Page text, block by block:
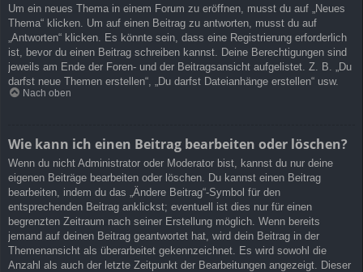
Um ein neues Thema in einem Forum zu eröffnen, musst du auf „Neues
Thema“ klicken. Um auf einen Beitrag zu antworten, musst du auf
„Antworten“ klicken. Es könnte sein, dass eine Registrierung erforderlich
ist, bevor du einen Beitrag schreiben kannst. Deine Berechtigungen sind
jeweils am Ende der Foren- und der Beitragsansicht aufgelistet. Z. B. „Du
darfst neue Themen erstellen“, „Du darfst Dateianhänge erstellen“ usw.
Nach oben
Wie kann ich einen Beitrag bearbeiten oder löschen?
Wenn du nicht Administrator oder Moderator bist, kannst du nur deine
eigenen Beiträge bearbeiten oder löschen. Du kannst einen Beitrag
bearbeiten, indem du das „Ändere Beitrag“-Symbol für den
entsprechenden Beitrag anklickst; eventuell ist dies nur für einen
begrenzten Zeitraum nach seiner Erstellung möglich. Wenn bereits
jemand auf deinen Beitrag geantwortet hat, wird dein Beitrag in der
Themenansicht als überarbeitet gekennzeichnet. Es wird sowohl die
Anzahl als auch der letzte Zeitpunkt der Bearbeitungen angezeigt. Dieser